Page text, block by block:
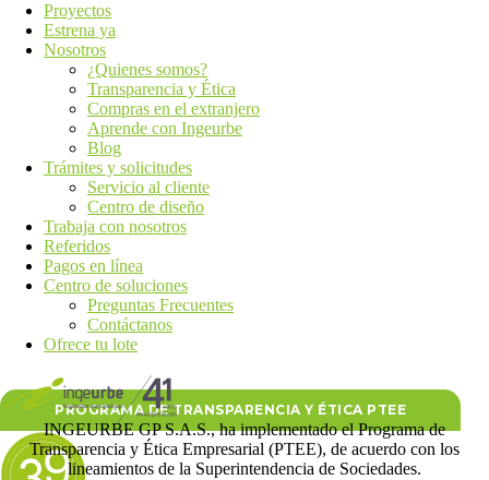
Proyectos
Estrena ya
Nosotros
¿Quienes somos?
Transparencia y Ética
Compras en el extranjero
Aprende con Ingeurbe
Blog
Trámites y solicitudes
Servicio al cliente
Centro de diseño
Trabaja con nosotros
Referidos
Pagos en línea
Centro de soluciones
Preguntas Frecuentes
Contáctanos
Ofrece tu lote
PROGRAMA DE TRANSPARENCIA Y ÉTICA PTEE
INGEURBE GP S.A.S., ha implementado el Programa de
Transparencia y Ética Empresarial (PTEE), de acuerdo con los
lineamientos de la Superintendencia de Sociedades.